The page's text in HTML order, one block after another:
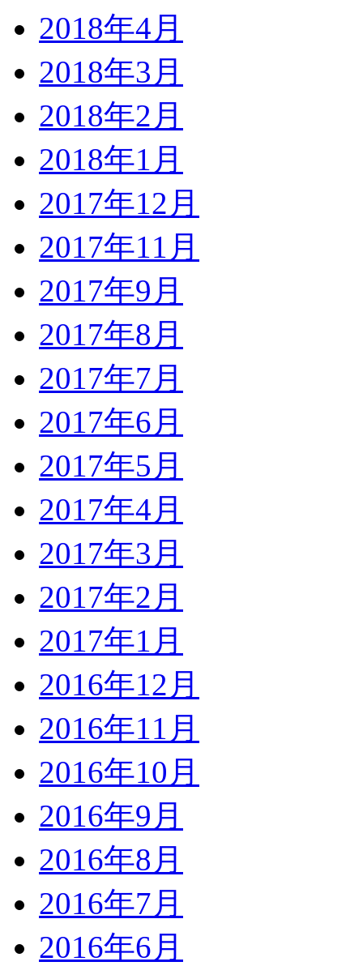
2018年4月
2018年3月
2018年2月
2018年1月
2017年12月
2017年11月
2017年9月
2017年8月
2017年7月
2017年6月
2017年5月
2017年4月
2017年3月
2017年2月
2017年1月
2016年12月
2016年11月
2016年10月
2016年9月
2016年8月
2016年7月
2016年6月